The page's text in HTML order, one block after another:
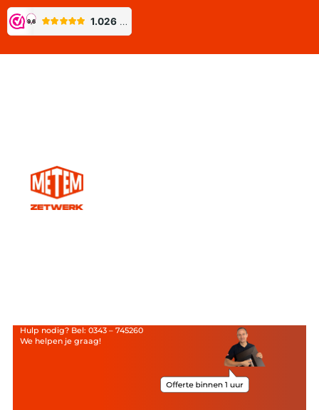
Hulp nodig? Bel: 0343 – 745260
We helpen je graag!